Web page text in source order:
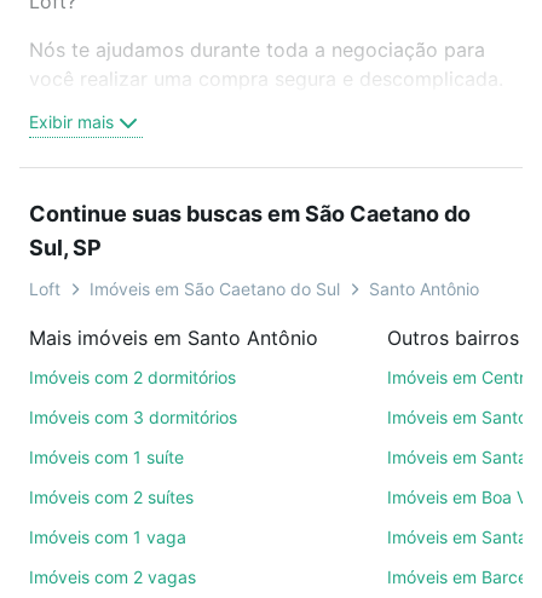
Nós te ajudamos durante toda a negociação para
você realizar uma compra segura e descomplicada.
trabalho e do metrô, aqui você vai encontrar a
oferta ideal de Imóveis à venda em rua archinto
conquistar seu sonho. Agende uma visita presencial
ou por videochamada, é grátis, sem compromisso e
você ainda conta com mais de 46 mil corretores e
de imóveis.
Como escolher um imóvel?
ruas, bairros e até condomínios favoritos. Você
também pode usar os filtros como quantidade de
quartos, suítes, com ou sem vaga de garagem para
combinar perfeitamente com o preço, metragem e
comodidades, como piscina, academia, salão de
Exibir mais
Continue suas buscas em São Caetano do
Sul, SP
Loft Imóveis em São Caetano do Sul Santo Antônio
Mais imóveis em Santo Antônio
Imóveis com 2 dormitórios
Imóveis com 3 dormitórios
Imóveis com 1 suíte
Imóveis com 2 suítes
Imóveis com 1 vaga
Imóveis com 2 vagas
Imóveis em Centro
Imóveis em Santo
Imóveis em Santa
Imóveis em Boa
Imóveis em Santa
Imóveis em